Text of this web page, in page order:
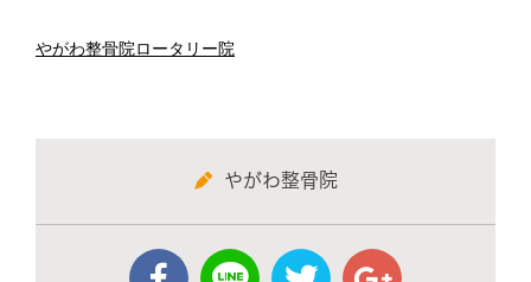
やがわ整骨院ロータリー院
やがわ整骨院